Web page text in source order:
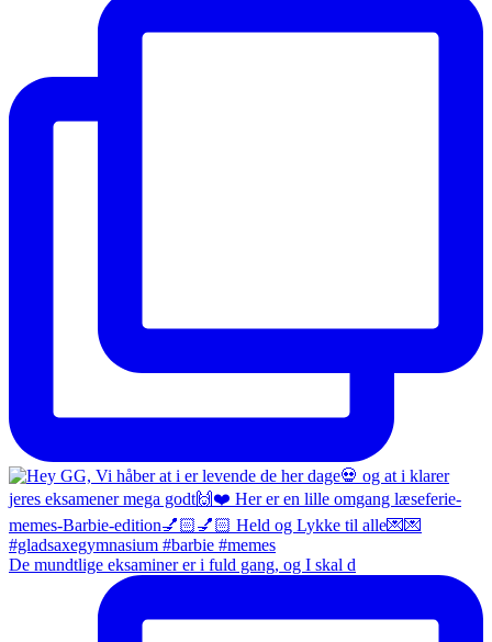
De mundtlige eksaminer er i fuld gang, og I skal d